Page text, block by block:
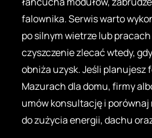
falownika. Serwis warto
po silnym wietrze lub
czyszczenie zlecać wtedy,
obniża uzysk. Jeśli planujesz
Mazurach dla domu, firmy
umów konsultację i
do zużycia energii, dachu